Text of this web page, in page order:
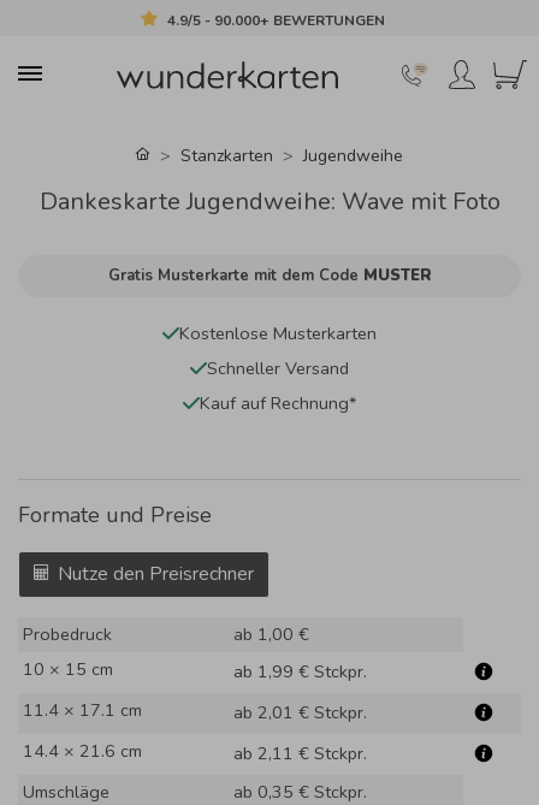
4.9/5 - 90.000+ BEWERTUNGEN
Stanzkarten Jugendweihe
Dankeskarte Jugendweihe: Wave mit Foto
Gratis Musterkarte mit dem Code MUSTER
Kostenlose Musterkarten
Schneller Versand
Kauf auf Rechnung*
Formate und Preise
Nutze den Preisrechner
Probedruck
ab 1,00 €
10 × 15 cm
ab 1,99 € Stckpr.
11.4 × 17.1 cm
ab 2,01 € Stckpr.
14.4 × 21.6 cm
ab 2,11 € Stckpr.
Umschläge
ab 0,35 € Stckpr.